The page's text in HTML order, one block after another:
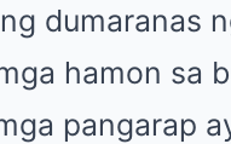
dumaranas
hamon sa
pangarap